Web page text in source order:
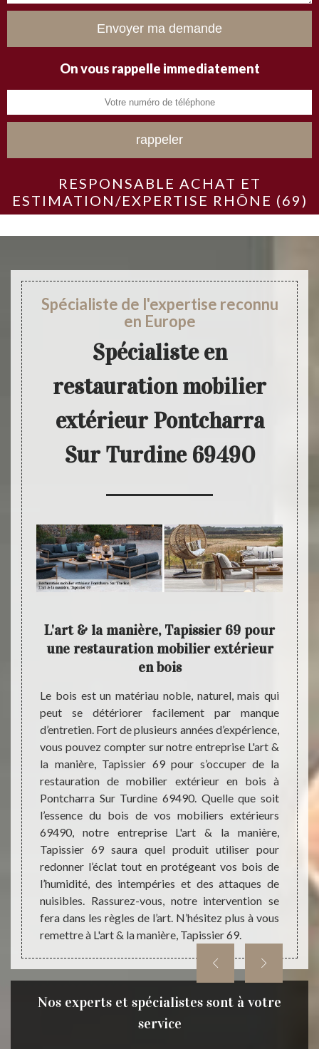
On vous rappelle immediatement
RESPONSABLE ACHAT ET
ESTIMATION/EXPERTISE RHÔNE (69)
Spécialiste de l'expertise reconnu
en Europe
Spécialiste en
restauration mobilier
extérieur Pontcharra
Sur Turdine 69490
69
la
tant
& la
en
Sur
L'art
L'art & la manière, Tapissier 69 pour
une restauration mobilier extérieur
en bois
Le bois est un matériau noble, naturel, mais qui
peut se détériorer facilement par manque
d’entretien. Fort de plusieurs années d’expérience,
vous pouvez compter sur notre entreprise L'art &
la manière, Tapissier 69 pour s’occuper de la
restauration de mobilier extérieur en bois à
Pontcharra Sur Turdine 69490. Quelle que soit
l’essence du bois de vos mobiliers extérieurs
69490, notre entreprise L'art & la manière,
Tapissier 69 saura quel produit utiliser pour
redonner l’éclat tout en protégeant vos bois de
l’humidité, des intempéries et des attaques de
nuisibles. Rassurez-vous, notre intervention se
fera dans les règles de l’art. N’hésitez plus à vous
remettre à L'art & la manière, Tapissier 69.
En
une
et
Nos experts et spécialistes sont à votre
service